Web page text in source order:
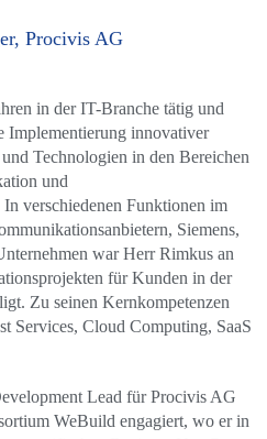
Procivis AG
in der IT-Branche tätig und
Implementierung innovativer
Technologien in den Bereichen
und
verschiedenen Funktionen im
Siemens,
war Herr Rimkus an
für Kunden in der
Zu seinen Kernkompetenzen
Services, Cloud Computing, SaaS
Lead für Procivis AG
WeBuild engagiert, wo er in